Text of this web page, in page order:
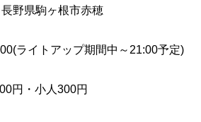
野県駒ヶ根市赤穂
ライトアップ期間中～21:00予定)
円・小人300円